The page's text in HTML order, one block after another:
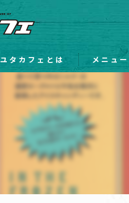
ユタカフェとは メニュー